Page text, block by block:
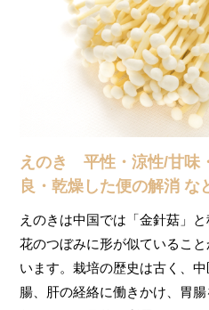
えのき 平性・涼性/甘味
良・乾燥した便の解消 な
えのきは中国では「金針菇」
花のつぼみに形が似ているこ
います。栽培の歴史は古く、
腸、肝の経絡に働きかけ 胃腸